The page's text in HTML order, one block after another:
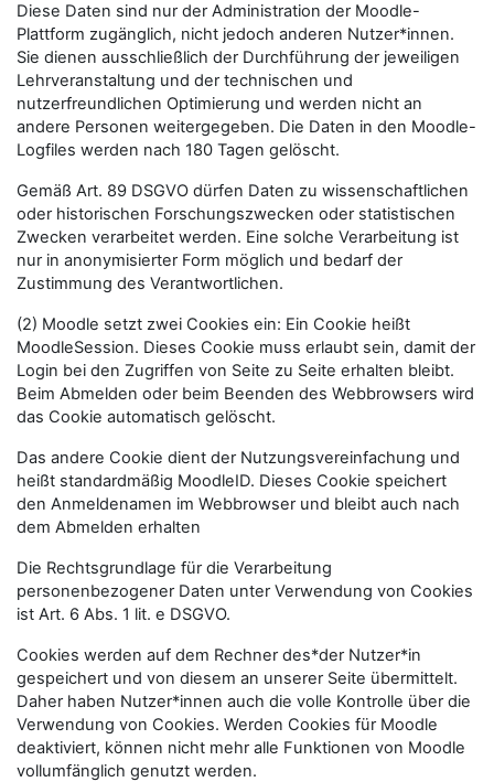
Diese Daten sind nur der Administration der Moodle-
Plattform zugänglich, nicht jedoch anderen Nutzer*innen.
Sie dienen ausschließlich der Durchführung der jeweiligen
Lehrveranstaltung und der technischen und
nutzerfreundlichen Optimierung und werden nicht an
andere Personen weitergegeben. Die Daten in den Moodle-
Logfiles werden nach 180 Tagen gelöscht.
Gemäß Art. 89 DSGVO dürfen Daten zu wissenschaftlichen
oder historischen Forschungszwecken oder statistischen
Zwecken verarbeitet werden. Eine solche Verarbeitung ist
nur in anonymisierter Form möglich und bedarf der
Zustimmung des Verantwortlichen.
(2) Moodle setzt zwei Cookies ein: Ein Cookie heißt
MoodleSession. Dieses Cookie muss erlaubt sein, damit der
Login bei den Zugriffen von Seite zu Seite erhalten bleibt.
Beim Abmelden oder beim Beenden des Webbrowsers wird
das Cookie automatisch gelöscht.
Das andere Cookie dient der Nutzungsvereinfachung und
heißt standardmäßig MoodleID. Dieses Cookie speichert
den Anmeldenamen im Webbrowser und bleibt auch nach
dem Abmelden erhalten
Die Rechtsgrundlage für die Verarbeitung
personenbezogener Daten unter Verwendung von Cookies
ist Art. 6 Abs. 1 lit. e DSGVO.
Cookies werden auf dem Rechner des*der Nutzer*in
gespeichert und von diesem an unserer Seite übermittelt.
Daher haben Nutzer*innen auch die volle Kontrolle über die
Verwendung von Cookies. Werden Cookies für Moodle
deaktiviert, können nicht mehr alle Funktionen von Moodle
vollumfänglich genutzt werden.